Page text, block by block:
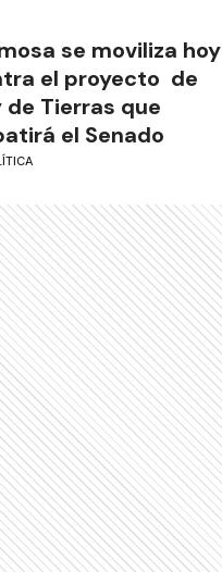
se moviliza hoy
el proyecto de
de Tierras que
el Senado